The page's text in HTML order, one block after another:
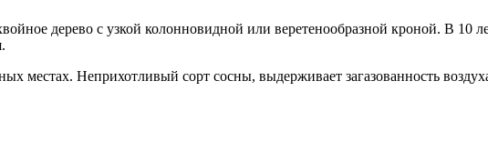
дерево с узкой колонновидной или веретенообразной кроной. В 10
местах. Неприхотливый сорт сосны, выдерживает загазованность